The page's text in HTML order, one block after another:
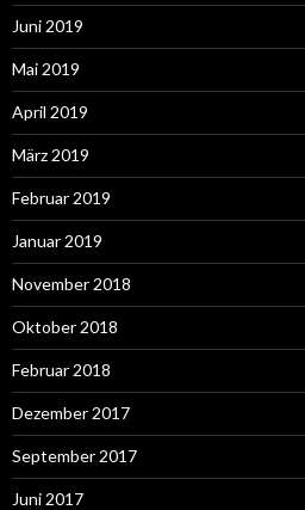
Juni 2019
Mai 2019
April 2019
März 2019
Februar 2019
Januar 2019
November 2018
Oktober 2018
Februar 2018
Dezember 2017
September 2017
Juni 2017